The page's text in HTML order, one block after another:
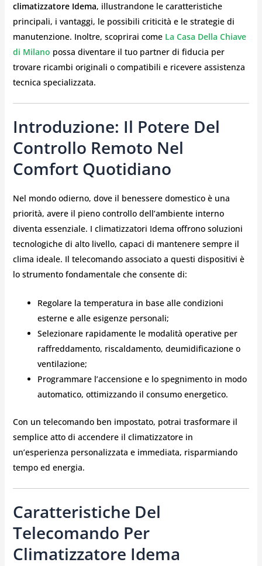
climatizzatore Idema, illustrandone le caratteristiche
principali, i vantaggi, le possibili criticità e le strategie di
manutenzione. Inoltre, scoprirai come La Casa Della Chiave
di Milano possa diventare il tuo partner di fiducia per
trovare ricambi originali o compatibili e ricevere assistenza
tecnica specializzata.
Introduzione: Il Potere Del
Controllo Remoto Nel
Comfort Quotidiano
Nel mondo odierno, dove il benessere domestico è una
priorità, avere il pieno controllo dell’ambiente interno
diventa essenziale. I climatizzatori Idema offrono soluzioni
tecnologiche di alto livello, capaci di mantenere sempre il
clima ideale. Il telecomando associato a questi dispositivi è
lo strumento fondamentale che consente di:
Regolare la temperatura in base alle condizioni
esterne e alle esigenze personali;
Selezionare rapidamente le modalità operative per
raffreddamento, riscaldamento, deumidificazione o
ventilazione;
Programmare l’accensione e lo spegnimento in modo
automatico, ottimizzando il consumo energetico.
Con un telecomando ben impostato, potrai trasformare il
semplice atto di accendere il climatizzatore in
un’esperienza personalizzata e immediata, risparmiando
tempo ed energia.
Caratteristiche Del
Telecomando Per
Climatizzatore Idema